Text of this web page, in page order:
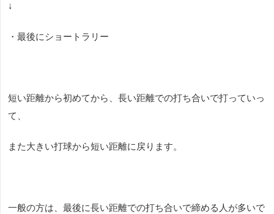
↓
・最後にショートラリー
短い距離から初めてから、長い距離での打ち合いで打っていっ
て、
また大きい打球から短い距離に戻ります。
一般の方は、最後に長い距離での打ち合いで締める人が多いで